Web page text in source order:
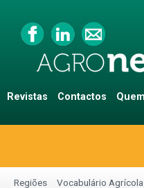
Revistas Contactos
Regiões Vocabulário Agrícola